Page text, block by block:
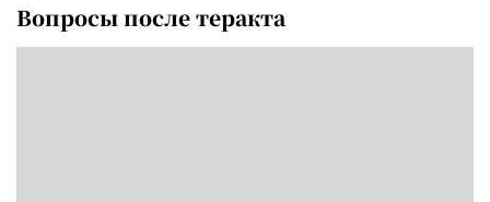
Вопросы после теракта